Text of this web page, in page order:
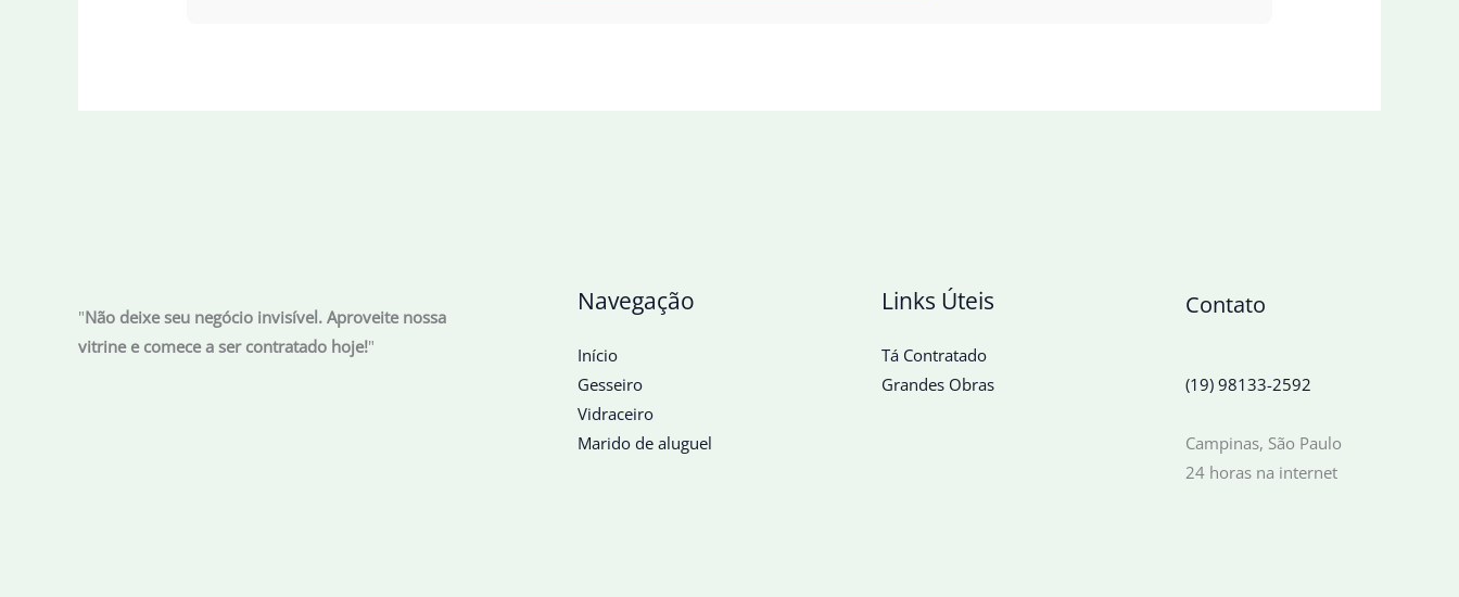
"Não deixe seu negócio invisível. Aproveite nossa
vitrine e comece a ser contratado hoje!"
Navegação
Início
Gesseiro
Vidraceiro
Marido de aluguel
Links Úteis
Tá Contratado
Grandes Obras
Contato
(19) 98133-2592
Campinas, São Paulo
24 horas na internet